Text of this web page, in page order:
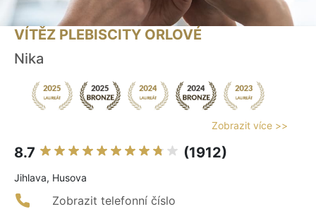
VÍTĚZ PLEBISCITY ORLOVÉ
Nika
Zobrazit více >>
8.7 (1912)
Jihlava, Husova
Zobrazit telefonní číslo